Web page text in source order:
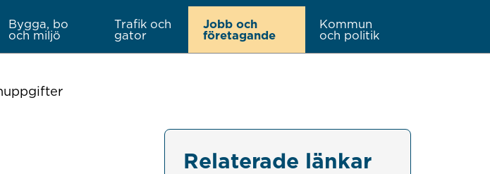
Bygga, bo
och miljö
Trafik och
gator
Jobb och
företagande
Kommun
och politik
Relaterade länkar